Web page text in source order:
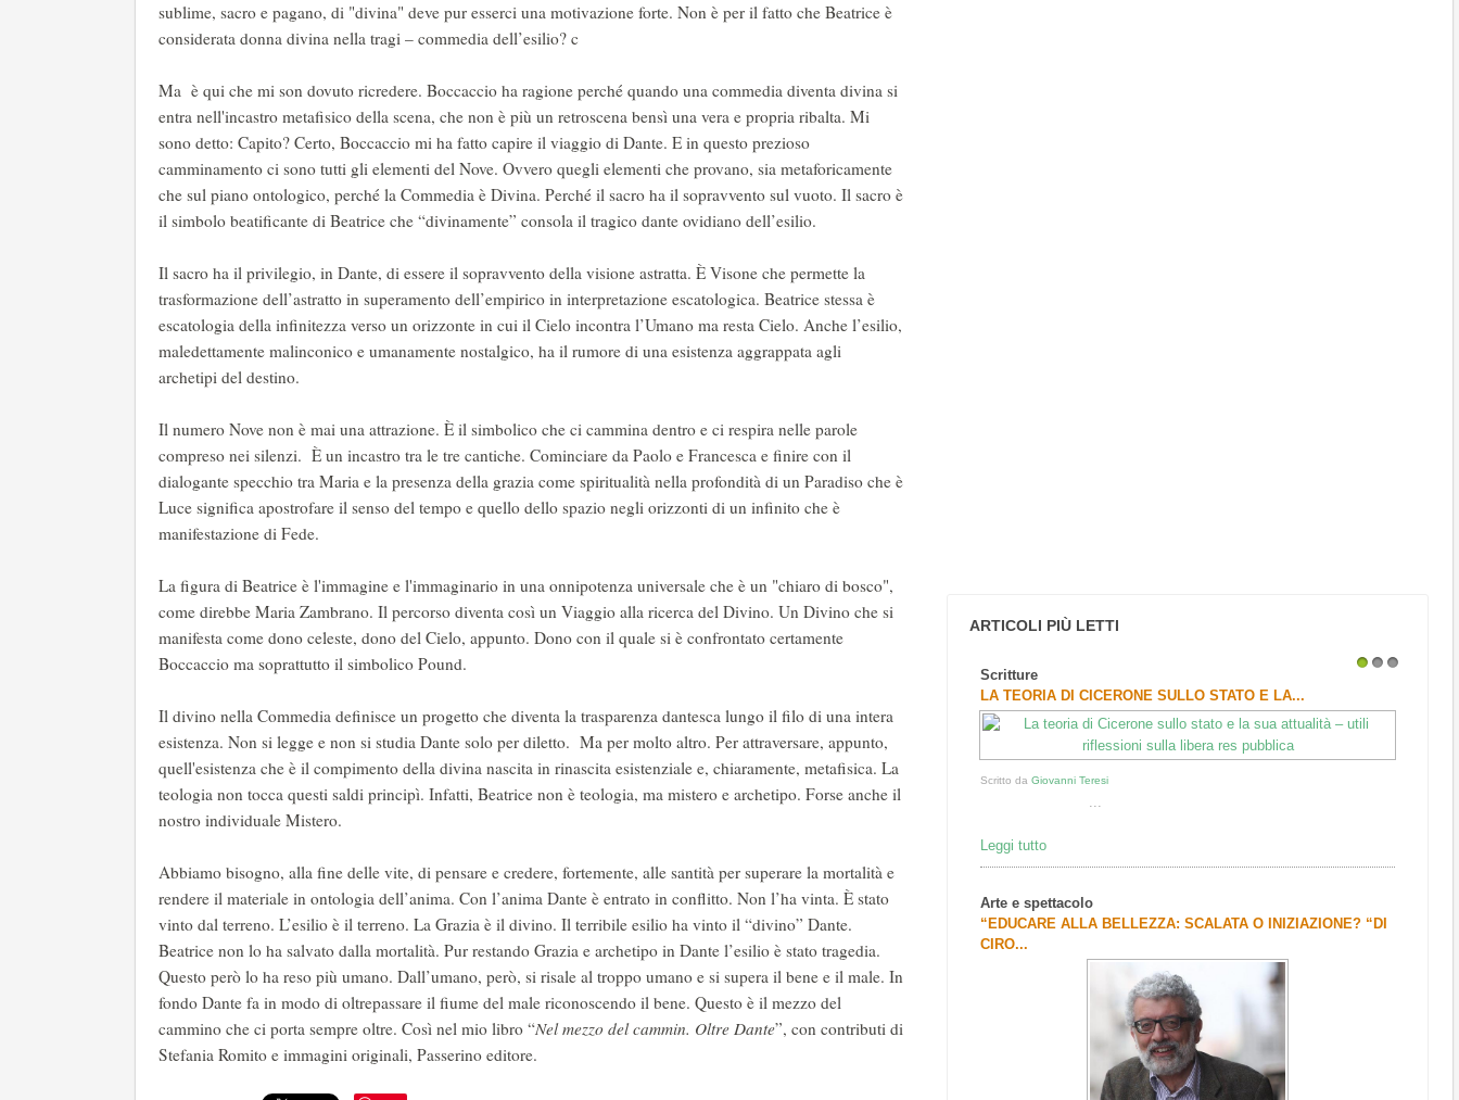
sublime, sacro e pagano, di "divina" deve pur esserci una motivazione forte. Non è per il fatto che Beatrice è
considerata donna divina nella tragi – commedia dell’esilio? c
Ma è qui che mi son dovuto ricredere. Boccaccio ha ragione perché quando una commedia diventa divina si
entra nell'incastro metafisico della scena, che non è più un retroscena bensì una vera e propria ribalta. Mi
sono detto: Capito? Certo, Boccaccio mi ha fatto capire il viaggio di Dante. E in questo prezioso
camminamento ci sono tutti gli elementi del Nove. Ovvero quegli elementi che provano, sia metaforicamente
che sul piano ontologico, perché la Commedia è Divina. Perché il sacro ha il sopravvento sul vuoto. Il sacro è
il simbolo beatificante di Beatrice che “divinamente” consola il tragico dante ovidiano dell’esilio.
Il sacro ha il privilegio, in Dante, di essere il sopravvento della visione astratta. È Visone che permette la
trasformazione dell’astratto in superamento dell’empirico in interpretazione escatologica. Beatrice stessa è
escatologia della infinitezza verso un orizzonte in cui il Cielo incontra l’Umano ma resta Cielo. Anche l’esilio,
maledettamente malinconico e umanamente nostalgico, ha il rumore di una esistenza aggrappata agli
archetipi del destino.
Il numero Nove non è mai una attrazione. È il simbolico che ci cammina dentro e ci respira nelle parole
compreso nei silenzi. È un incastro tra le tre cantiche. Cominciare da Paolo e Francesca e finire con il
dialogante specchio tra Maria e la presenza della grazia come spiritualità nella profondità di un Paradiso che è
Luce significa apostrofare il senso del tempo e quello dello spazio negli orizzonti di un infinito che è
manifestazione di Fede.
La figura di Beatrice è l'immagine e l'immaginario in una onnipotenza universale che è un "chiaro di bosco",
come direbbe Maria Zambrano. Il percorso diventa così un Viaggio alla ricerca del Divino. Un Divino che si
manifesta come dono celeste, dono del Cielo, appunto. Dono con il quale si è confrontato certamente
Boccaccio ma soprattutto il simbolico Pound.
Il divino nella Commedia definisce un progetto che diventa la trasparenza dantesca lungo il filo di una intera
esistenza. Non si legge e non si studia Dante solo per diletto. Ma per molto altro. Per attraversare, appunto,
quell'esistenza che è il compimento della divina nascita in rinascita esistenziale e, chiaramente, metafisica. La
teologia non tocca questi saldi principì. Infatti, Beatrice non è teologia, ma mistero e archetipo. Forse anche il
nostro individuale Mistero.
Abbiamo bisogno, alla fine delle vite, di pensare e credere, fortemente, alle santità per superare la mortalità e
rendere il materiale in ontologia dell’anima. Con l’anima Dante è entrato in conflitto. Non l’ha vinta. È stato
vinto dal terreno. L’esilio è il terreno. La Grazia è il divino. Il terribile esilio ha vinto il “divino” Dante.
Beatrice non lo ha salvato dalla mortalità. Pur restando Grazia e archetipo in Dante l’esilio è stato tragedia.
Questo però lo ha reso più umano. Dall’umano, però, si risale al troppo umano e si supera il bene e il male. In
fondo Dante fa in modo di oltrepassare il fiume del male riconoscendo il bene. Questo è il mezzo del
cammino che ci porta sempre oltre. Così nel mio libro “Nel mezzo del cammin. Oltre Dante”, con contributi di
Stefania Romito e immagini originali, Passerino editore.
ARTICOLI PIÙ LETTI
Scritture
LA TEORIA DI CICERONE SULLO STATO E LA...
Scritto daGiovanni Teresi
...
Leggi tutto
Arte e spettacolo
“EDUCARE ALLA BELLEZZA: SCALATA O INIZIAZIONE? “DI
CIRO...